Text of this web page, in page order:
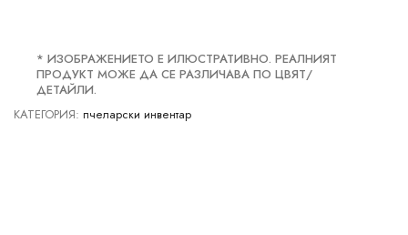
* ИЗОБРАЖЕНИЕТО Е ИЛЮСТРАТИВНО. РЕАЛНИЯТ
ПРОДУКТ МОЖЕ ДА СЕ РАЗЛИЧАВА ПО ЦВЯТ/
ДЕТАЙЛИ.
КАТЕГОРИЯ: пчеларски инвентар